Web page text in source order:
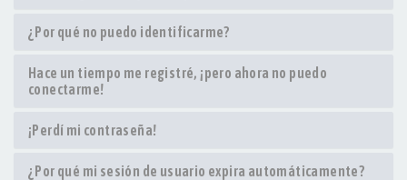
¿Por qué no puedo identificarme?
Hace un tiempo me registré, ¡pero ahora no puedo
conectarme!
¡Perdí mi contraseña!
¿Por qué mi sesión de usuario expira automáticamente?